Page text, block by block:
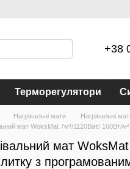
+38
Терморегулятори
Нагрівальні мати
Нагрівальні
мат WoksMat 7м²/1120Ват/ 160Вт/
мат
з